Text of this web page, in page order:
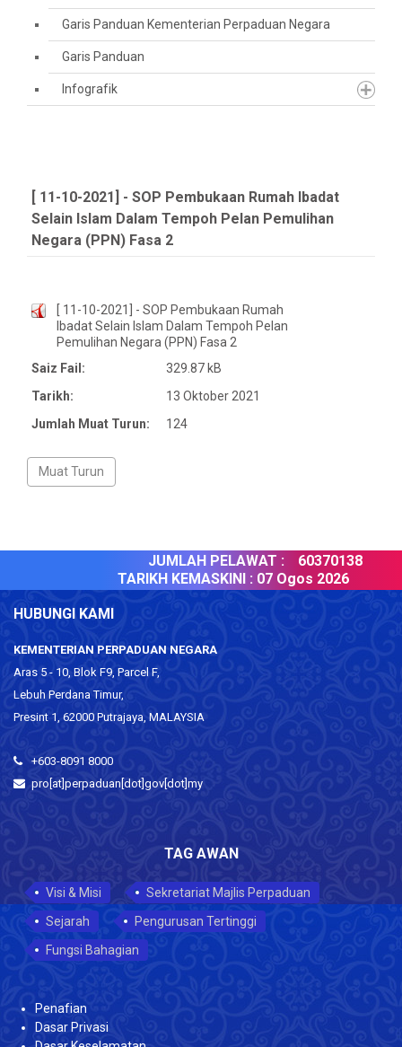
Garis Panduan Kementerian Perpaduan Negara
Garis Panduan
Infografik
[ 11-10-2021] - SOP Pembukaan Rumah Ibadat
Selain Islam Dalam Tempoh Pelan Pemulihan
Negara (PPN) Fasa 2
[ 11-10-2021] - SOP Pembukaan Rumah
Ibadat Selain Islam Dalam Tempoh Pelan
Pemulihan Negara (PPN) Fasa 2
Saiz Fail:
329.87 kB
Tarikh:
13 Oktober 2021
Jumlah Muat Turun:
124
JUMLAH PELAWAT :
60370138
TARIKH KEMASKINI : 07 Ogos 2026
HUBUNGI KAMI
KEMENTERIAN PERPADUAN NEGARA
Aras 5 - 10, Blok F9, Parcel F,
Lebuh Perdana Timur,
Presint 1, 62000 Putrajaya, MALAYSIA
+603-8091 8000
pro[at]perpaduan[dot]gov[dot]my
TAG AWAN
Visi & Misi
Sekretariat Majlis Perpaduan
Sejarah
Pengurusan Tertinggi
Fungsi Bahagian
Penafian
Dasar Privasi